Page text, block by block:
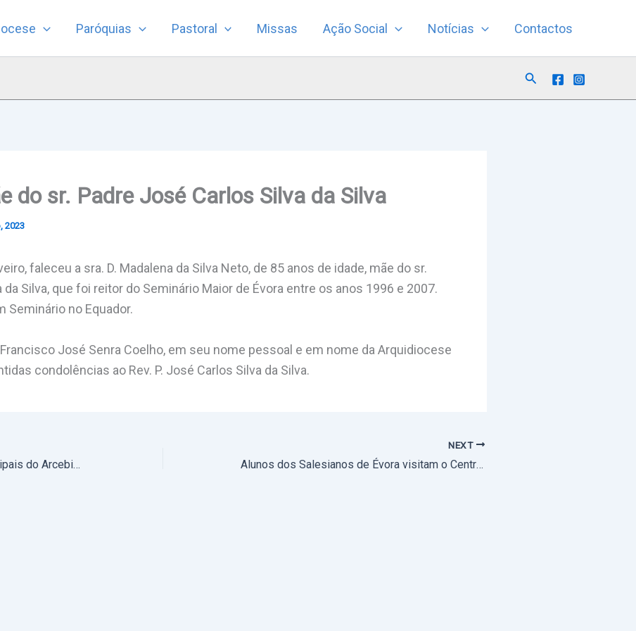
Paróquias Pastoral Missas Ação Social Notícias Contactos
Search
do sr. Padre José Carlos Silva da Silva
2023
faleceu a sra. D. Madalena da Silva Neto, de 85 anos de idade, mãe do sr.
Silva, que foi reitor do Seminário Maior de Évora entre os anos 1996 e 2007.
Seminário no Equador.
José Senra Coelho, em seu nome pessoal e em nome da Arquidiocese
condolências ao Rev. P. José Carlos Silva da Silva.
3 a 10 de maio: Atividades Principais do Arcebispo de Évora
NEXT
Alunos dos Salesianos de Évora visitam o Centro Social Nossa Senhora Auxiliadora